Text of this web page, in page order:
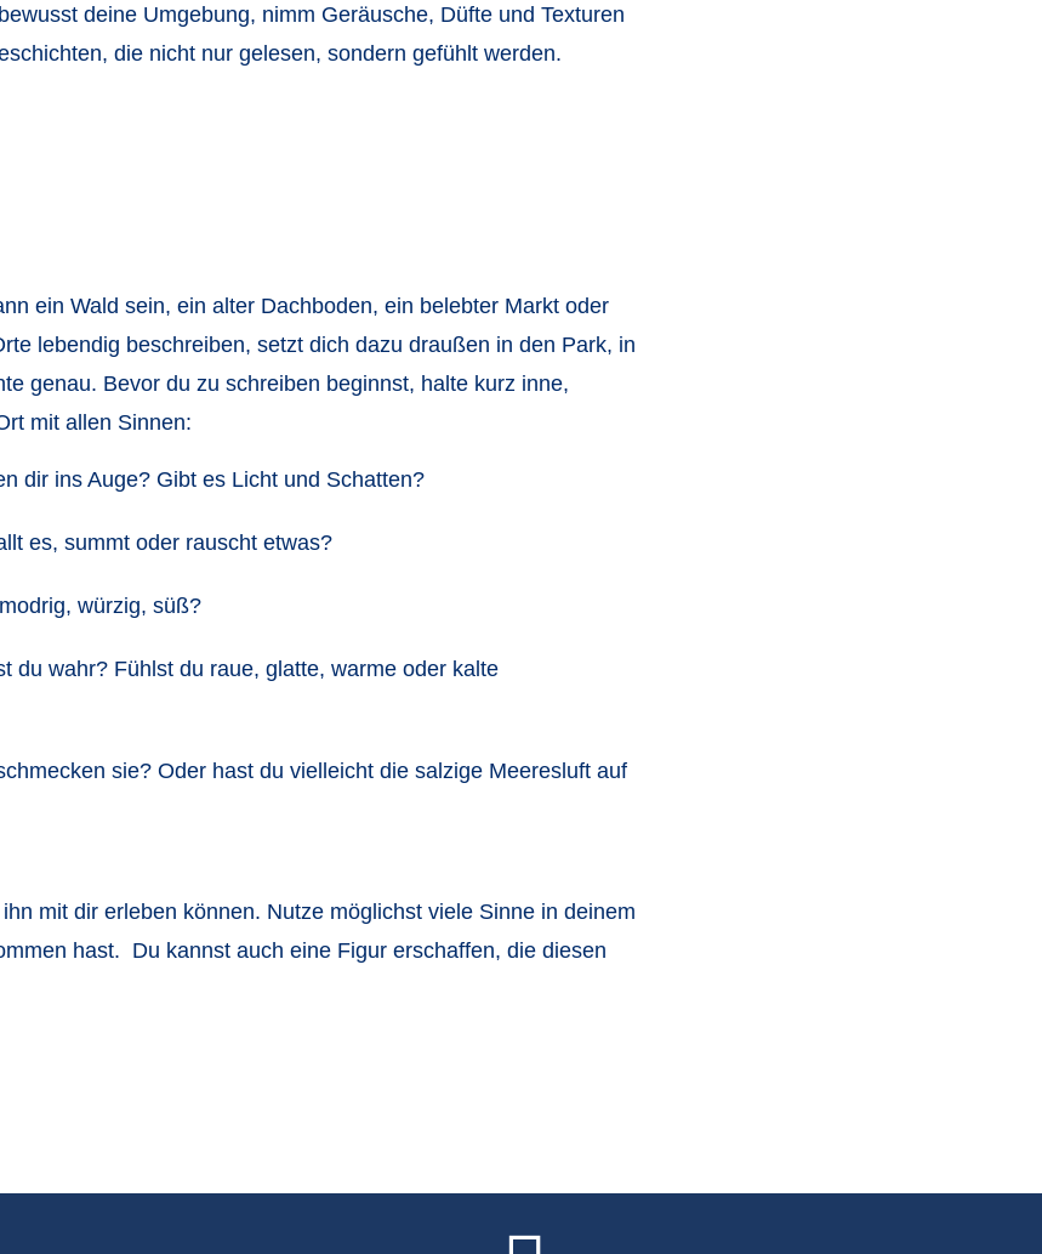
deine Umgebung, nimm Geräusche, Düfte und Texturen
die nicht nur gelesen, sondern gefühlt werden.
ein Wald sein, ein alter Dachboden, ein belebter Markt oder
lebendig beschreiben, setzt dich dazu draußen in den Park, in
genau. Bevor du zu schreiben beginnst, halte kurz inne,
mit allen Sinnen:
dir ins Auge? Gibt es Licht und Schatten?
es, summt oder rauscht etwas?
würzig, süß?
du wahr? Fühlst du raue, glatte, warme oder kalte
sie? Oder hast du vielleicht die salzige Meeresluft auf
mit dir erleben können. Nutze möglichst viele Sinne in deinem
hast. Du kannst auch eine Figur erschaffen, die diesen